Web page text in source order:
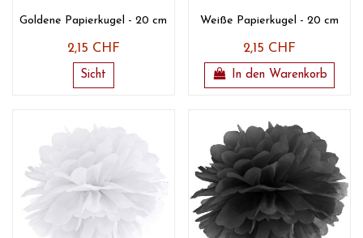
Goldene Papierkugel - 20 cm
2,15 CHF
Sicht
Weiße Papierkugel - 20 cm
2,15 CHF
In den Warenkorb